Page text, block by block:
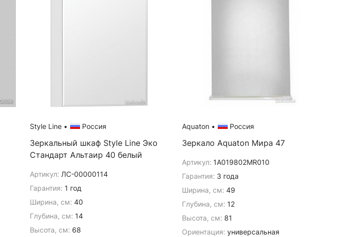
Style Line • Россия
Зеркальный шкаф Style Line Эко
Стандарт Альтаир 40 белый
Артикул: ЛС-00000114
Гарантия: 1 год
Ширина, см: 40
Глубина, см: 14
Высота, см: 68
Aquaton • Россия
Зеркало Aquaton Мира 47
Артикул: 1A019802MR010
Гарантия: 3 года
Ширина, см: 49
Глубина, см: 12
Высота, см: 81
Ориентация: универсальная